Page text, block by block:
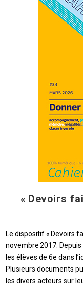
« Devoirs
Le dispositif « Devoirs
novembre 2017.
les élèves de 6e dans
Plusieurs documents
les divers acteurs sur